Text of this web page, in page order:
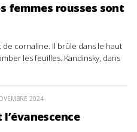
femmes rousses sont
de cornaline. Il brûle dans le haut
les feuilles. Kandinsky, dans
2024